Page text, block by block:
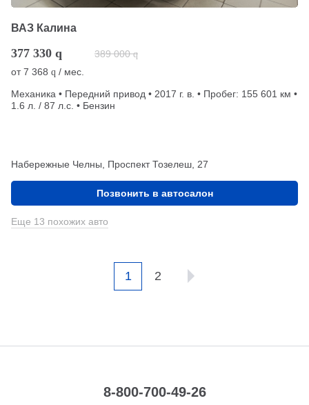
ВАЗ Калина
377 330 q 389 000 q
от7 368 q / мес.
Механика • Передний привод • 2017 г. в. • Пробег: 155 601 км •
1.6 л. / 87 л.с. • Бензин
Набережные Челны, Проспект Тозелеш, 27
Позвонить в автосалон
Еще 13 похожих авто
1 2
8-800-700-49-26